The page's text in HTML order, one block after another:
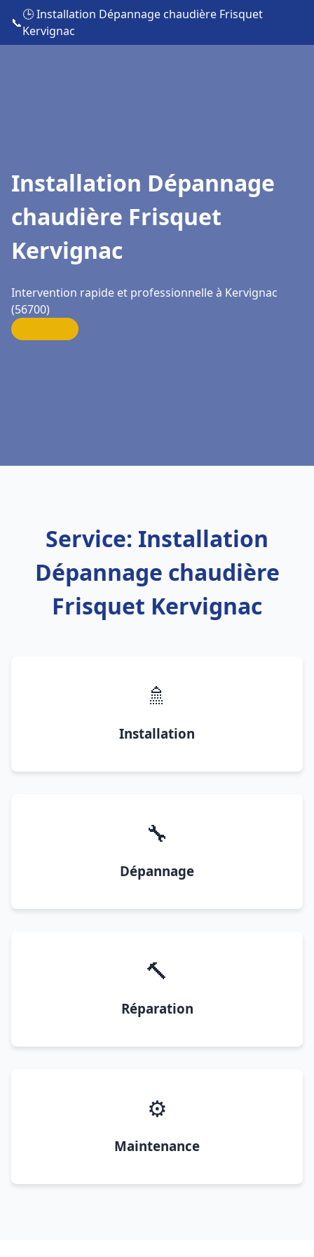
📞
🕒 Installation Dépannage chaudière Frisquet
Kervignac
Installation Dépannage
chaudière Frisquet
Kervignac
Intervention rapide et professionnelle à Kervignac
(56700)
Service: Installation
Dépannage chaudière
Frisquet Kervignac
🚿
Installation
🔧
Dépannage
🔨
Réparation
⚙️
Maintenance